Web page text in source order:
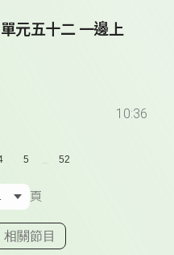
元五十二 一邊上
10:36
5 ... 52
頁
示相關單集
相關節目